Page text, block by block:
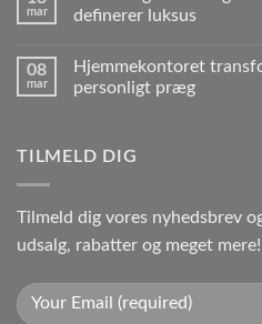
mar
definerer luksus
08
mar
Hjemmekontoret
personligt præg
TILMELD DIG
Tilmeld dig vores nyhedsbrev
udsalg, rabatter og meget mere!